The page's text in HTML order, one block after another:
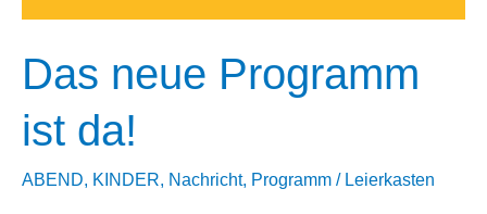
Das neue Programm
ist da!
ABEND, KINDER, Nachricht, Programm / Leierkasten